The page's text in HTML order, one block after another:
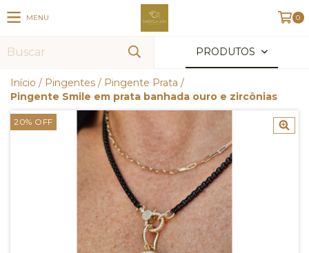
MENU 0
PRODUTOS
Início / Pingentes / Pingente Prata /
Pingente Smile em prata banhada ouro e zircônias
20% OFF